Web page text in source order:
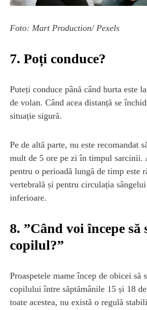
Foto: Mart Production/ Pexels
7. Poți conduce?
Puteți conduce până când burta este
de volan. Când acea distanță se
situație sigură.
Pe de altă parte, nu este recomandat
mult de 5 ore pe zi în timpul
pentru o perioadă lungă de timp este
vertebrală și pentru circulația
inferioare.
8. ”Când voi începe să
copilul?”
Proaspetele mame încep de obicei să
copilului între săptămânile 15 și 18
toate acestea, nu există o regulă